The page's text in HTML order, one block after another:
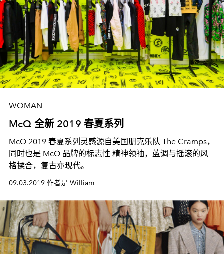
WOMAN
McQ 全新 2019 春夏系列
McQ 2019 春夏系列灵感源自美国朋克乐队 The Cramps，
同时也是 McQ 品牌的标志性 精神领袖，蓝调与摇滚的风
格揉合，复古亦现代。
09.03.2019 作者是 William